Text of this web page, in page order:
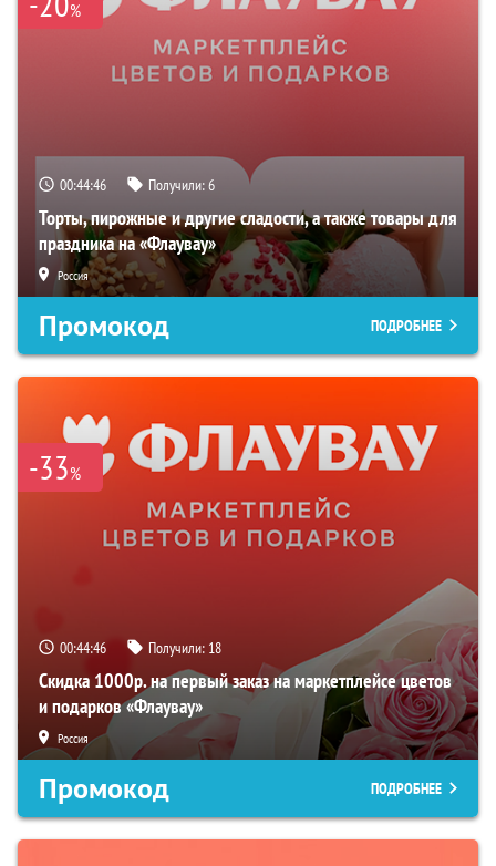
%
00:44:45 Получили:6
Торты, пирожные и другие сладости, а также товары для
праздника на «Флаувау»
Россия
Промокод ПОДРОБНЕЕ
-33%
00:44:45 Получили: 18
Скидка 1000р. на первый заказ на маркетплейсе цветов
и подарков «Флаувау»
Россия
Промокод ПОДРОБНЕЕ